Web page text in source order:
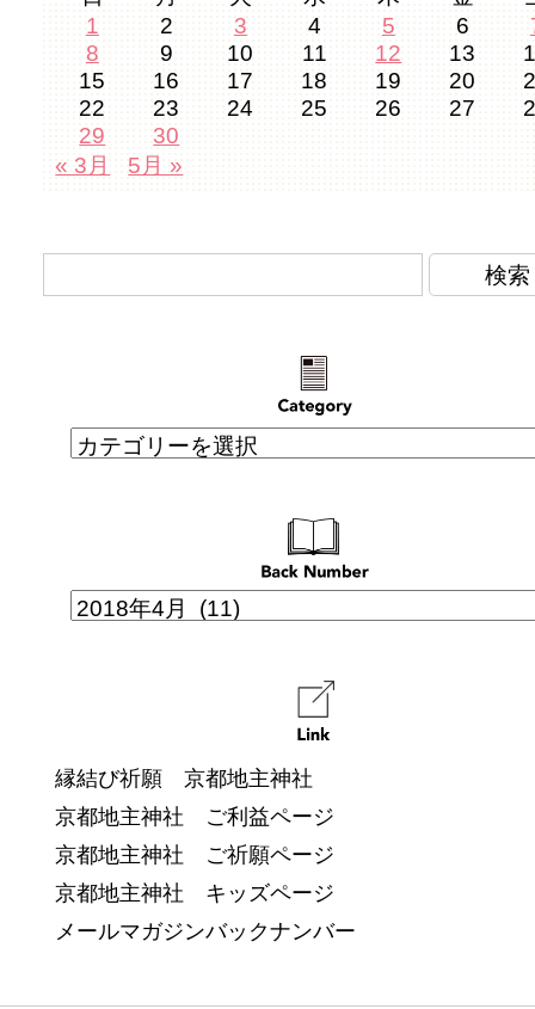
1
2 3 4 5 6
8
9 10 11 12 13
15
16 17 18 19 20
22
23 24 25 26 27
29
30
« 3月
5月 »
縁結び祈願 京都地主神社
京都地主神社 ご利益ページ
京都地主神社 ご祈願ページ
京都地主神社 キッズページ
メールマガジンバックナンバー